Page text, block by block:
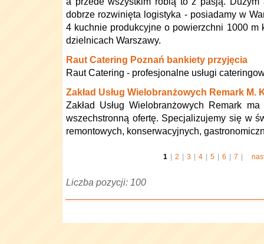
dobrze rozwinięta logistyka - posiadamy w
4 kuchnie produkcyjne o powierzchni 1000 m
dzielnicach Warszawy.
Raut Catering Poznań bankiety przyjęcia
Raut Catering - profesjonalne usługi
Zakład Usług Wielobranżowych Remark M.
Zakład Usług Wielobranżowych Remark
wszechstronną ofertę. Specjalizujemy się w
remontowych, konserwacyjnych,
1 2 3 4 5 6 7
Liczba pozycji: 100